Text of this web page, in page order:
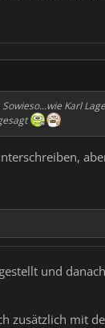
Karl
und
zusätzlich mit